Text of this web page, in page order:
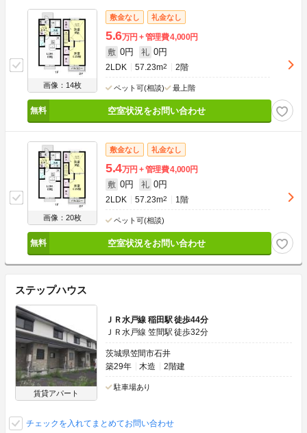
画像：14枚
敷金なし 礼金なし
5.6万円 管理費4,000円
敷 0円 礼 0円
2LDK 57.23m2 2階
ペット可(相談) 最上階
空室状況をお問い合わせ
画像：20枚
敷金なし 礼金なし
5.4万円 管理費4,000円
敷 0円 礼 0円
2LDK 57.23m2 1階
ペット可(相談)
空室状況をお問い合わせ
ステップハウス
賃貸アパート
ＪＲ水戸線 稲田駅 徒歩44分
ＪＲ水戸線 笠間駅 徒歩32分
茨城県笠間市石井
築29年
木造 2階建
駐車場あり
チェックを入れてまとめてお問い合わせ